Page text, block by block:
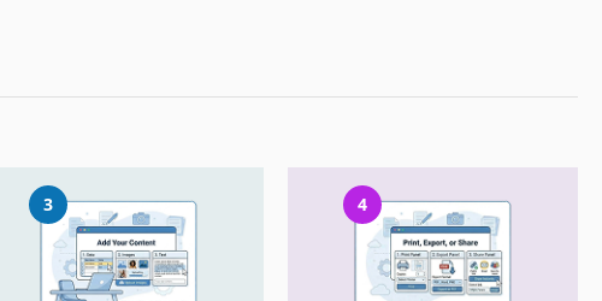
3 4